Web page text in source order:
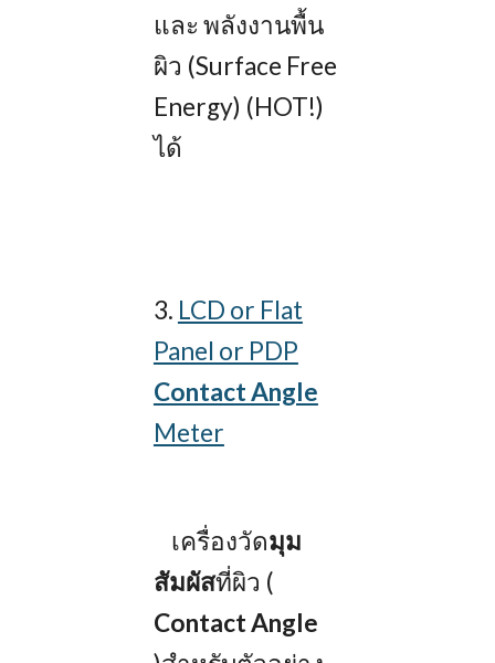
และ พลังงานพื้น
ผิว (Surface Free
Energy) (HOT!)
ได้
3. LCD or Flat
Panel or PDP
Contact Angle
Meter
เครื่องวัดมุม
สัมผัสที่ผิว (
Contact Angle